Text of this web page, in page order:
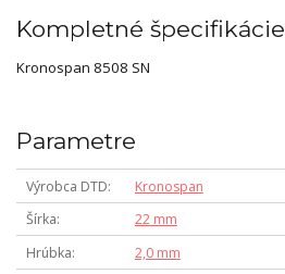
Kompletné špecifikácie
Kronospan 8508 SN
Parametre
Výrobca DTD
Kronospan
Šírka
22 mm
Hrúbka
2,0 mm